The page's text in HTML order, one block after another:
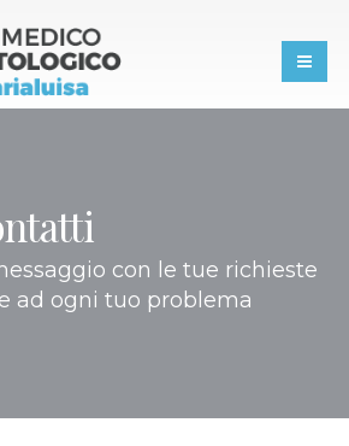
con le tue richieste
ad ogni tuo problema